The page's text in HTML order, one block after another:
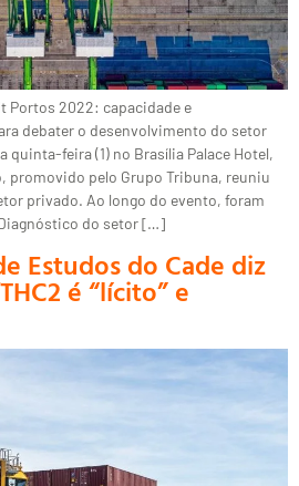
Portos 2022: capacidade e
debater o desenvolvimento do setor
quinta-feira (1) no Brasília Palace Hotel,
promovido pelo Grupo Tribuna, reuniu
privado. Ao longo do evento, foram
do setor […]
Estudos do Cade diz
é “lícito” e